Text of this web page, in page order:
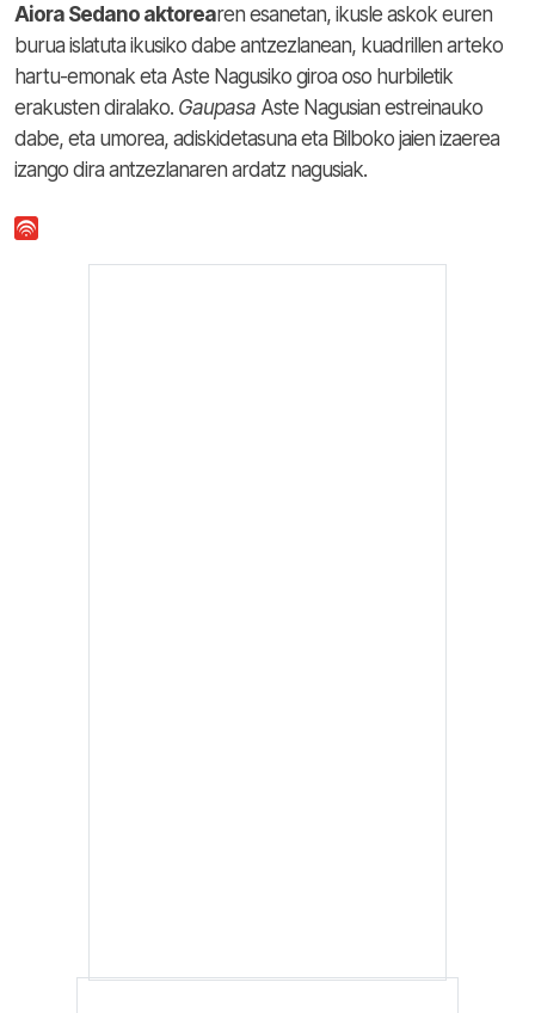
Aiora Sedano aktorearen esanetan, ikusle askok euren
burua islatuta ikusiko dabe antzezlanean, kuadrillen arteko
hartu-emonak eta Aste Nagusiko giroa oso hurbiletik
erakusten diralako. Gaupasa Aste Nagusian estreinauko
dabe, eta umorea, adiskidetasuna eta Bilboko jaien izaerea
izango dira antzezlanaren ardatz nagusiak.